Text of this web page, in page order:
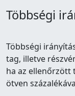
Többségi
Többségi
tag, illetve
ha az ellenőrzött
ötven